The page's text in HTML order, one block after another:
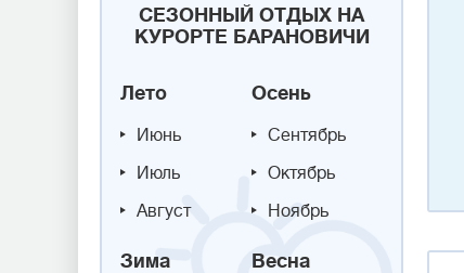
СЕЗОННЫЙ ОТДЫХ НА
КУРОРТЕ БАРАНОВИЧИ
Лето
Июнь
Июль
Август
Осень
Сентябрь
Октябрь
Ноябрь
Зима Весна